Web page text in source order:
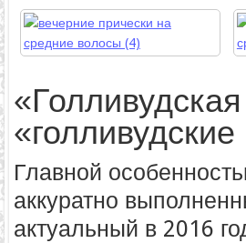
Главной
аккуратно
актуальный в 2016